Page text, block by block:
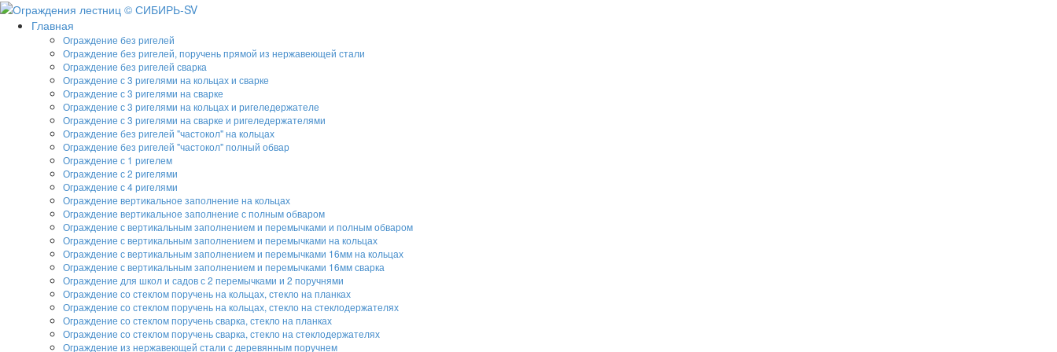
Главная
Ограждение без ригелей
Ограждение без ригелей, поручень прямой из нержавеющей стали
Ограждение без ригелей сварка
Ограждение с 3 ригелями на кольцах и сварке
Ограждение с 3 ригелями на сварке
Ограждение с 3 ригелями на кольцах и ригеледержателе
Ограждение с 3 ригелями на сварке и ригеледержателями
Ограждение без ригелей "частокол" на кольцах
Ограждение без ригелей "частокол" полный обвар
Ограждение с 1 ригелем
Ограждение с 2 ригелями
Ограждение с 4 ригелями
Ограждение вертикальное заполнение на кольцах
Ограждение вертикальное заполнение с полным обваром
Ограждение с вертикальным заполнением и перемычками и полным обваром
Ограждение с вертикальным заполнением и перемычками на кольцах
Ограждение с вертикальным заполнением и перемычками 16мм на кольцах
Ограждение с вертикальным заполнением и перемычками 16мм сварка
Ограждение для школ и садов с 2 перемычками и 2 поручнями
Ограждение со стеклом поручень на кольцах, стекло на планках
Ограждение со стеклом поручень на кольцах, стекло на стеклодержателях
Ограждение со стеклом поручень сварка, стекло на планках
Ограждение со стеклом поручень сварка, стекло на стеклодержателях
Ограждение из нержавеющей стали с деревянным поручнем